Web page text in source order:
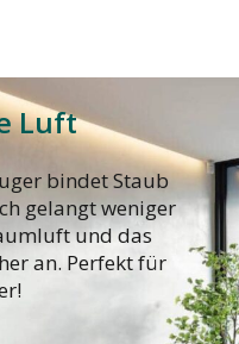
Luft
bindet Staub
gelangt weniger
und das
an. Perfekt für